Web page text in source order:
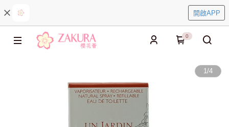
開啟APP
0
1/4